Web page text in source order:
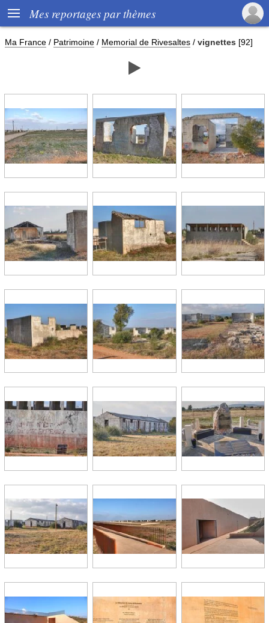
 Mes reportages par thèmes
Ma France / Patrimoine / Memorial de Rivesaltes / vignettes [92]
